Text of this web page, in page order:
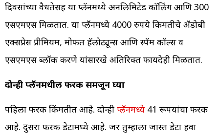
दिवसांच्या वैधतेसह या प्लॅनमध्ये अनलिमिटेड कॉलिंग आणि 300
एसएमएस मिळतात. या प्लॅनमध्ये 4000 रुपये किमतीचे ॲडोबी
एक्सप्रेस प्रीमियम, मोफत हॅलोट्यून्स आणि स्पॅम कॉल्स व
एसएमएस ब्लॉक करणे यांसारखे अतिरिक्त फायदेही मिळतात.
दोन्ही प्लॅनमधील फरक समजून घ्या
पहिला फरक किंमतीत आहे. दोन्ही प्लॅनमध्ये 41 रूपयांचा फरक
आहे. दुसरा फरक डेटामध्ये आहे. जर तुम्हाला जास्त डेटा हवा